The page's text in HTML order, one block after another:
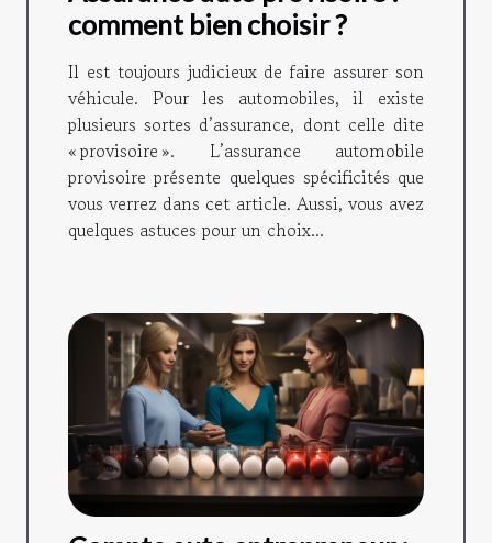
comment bien choisir ?
Il est toujours judicieux de faire assurer son
véhicule. Pour les automobiles, il existe
plusieurs sortes d’assurance, dont celle dite
« provisoire ». L’assurance automobile
provisoire présente quelques spécificités que
vous verrez dans cet article. Aussi, vous avez
quelques astuces pour un choix...